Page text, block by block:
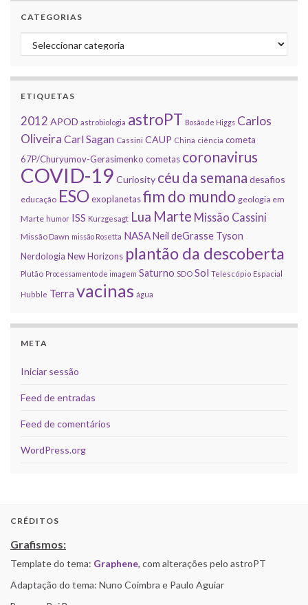
CATEGORIAS
Categorias
ETIQUETAS
2012 APOD astrobiologia astroPT Bosão de Higgs Carlos
Oliveira Carl Sagan Cassini CAUP China ciência cometa
67P/Churyumov-Gerasimenko cometas coronavirus
COVID-19 Curiosity céu da semana desafios
educação ESOexoplanetasfim do mundo geologia em
Marte humor ISS Kurzgesagt Lua Marte Missão Cassini
Missão Dawn missão Rosetta NASANeil deGrasse Tyson
Nerdologia New Horizons plantão da descoberta
Plutão Processamento de imagem Saturno SDO Sol Telescópio Espacial
Hubble Terra vacinas água
META
Iniciar sessão
Feed de entradas
Feed de comentários
WordPress.org
CRÉDITOS
Grafismos:
Template do tema: Graphene, com alterações pelo astroPT
Adaptação do tema: Nuno Coimbra e Paulo Aguiar